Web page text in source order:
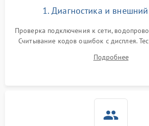
1. Диагностика и
Проверка подключения к сети,
Считывание кодов ошибок с дисплея.
выявления посторонних шумов, протечек
электронного модуля
Подробнее